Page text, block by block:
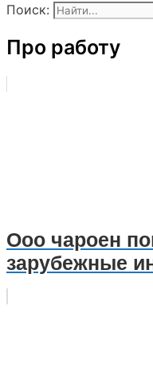
Поиск:
Про работу
Ооо чароен
зарубежные